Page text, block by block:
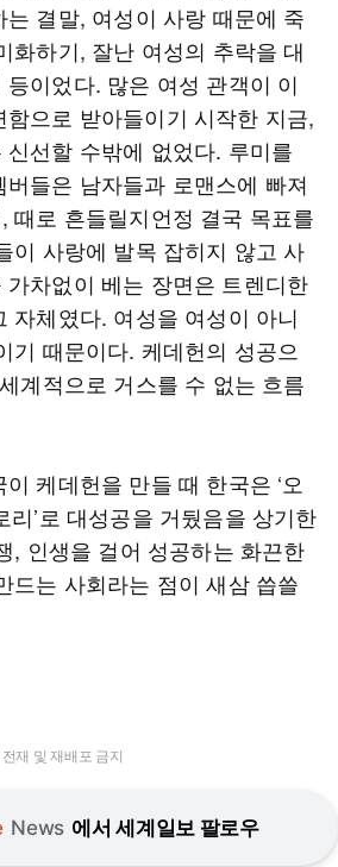
는 결말, 여성이 사랑 때문에 죽
화하기, 잘난 여성의 추락을 대
이었다. 많은 여성 관객이 이
으로 받아들이기 시작한 지금,
선할 수밖에 없었다. 루미를
들은 남자들과 로맨스에 빠져
때로 흔들릴지언정 결국 목표를
이 사랑에 발목 잡히지 않고 사
차없이 베는 장면은 트렌디한
자체였다. 여성을 여성이 아니
기 때문이다. 케데헌의 성공으
계적으로 거스를 수 없는 흐름
케데헌을 만들 때 한국은 ‘오
리’로 대성공을 거뒀음을 상기한
, 인생을 걸어 성공하는 화끈한
드는 사회라는 점이 새삼 씁쓸
재 및 재배포 금지
News 에서 세계일보 팔로우